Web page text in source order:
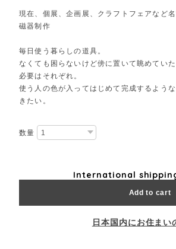
現在、個展、企画展、クラフトフェアなど
磁器制作
毎日使う暮らしの道具。
なくても困らないけど傍に置いて眺めていた
必要はそれぞれ。
使う人の色が入ってはじめて完成するよう
きたい。
数量
International
Add to cart
日本国内にお住まい